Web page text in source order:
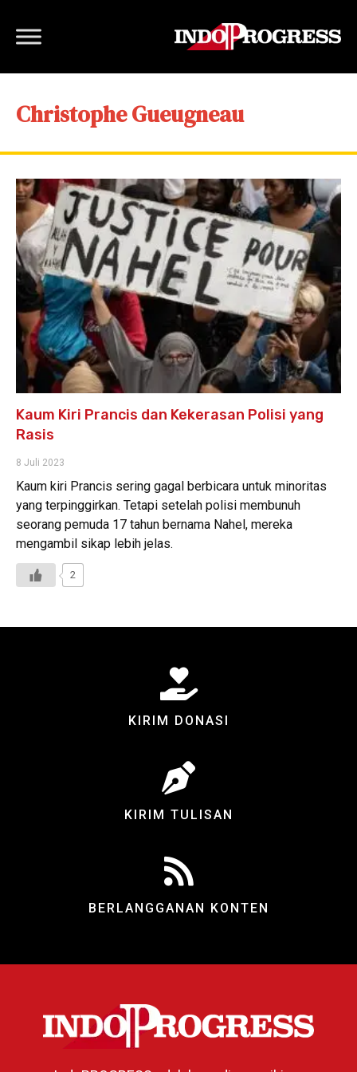
Christophe Gueugneau
Kaum Kiri Prancis dan Kekerasan Polisi yang
Rasis
8 Juli 2023
Kaum kiri Prancis sering gagal berbicara untuk minoritas
yang terpinggirkan. Tetapi setelah polisi membunuh
seorang pemuda 17 tahun bernama Nahel, mereka
mengambil sikap lebih jelas.
2
KIRIM DONASI
KIRIM TULISAN
BERLANGGANAN KONTEN